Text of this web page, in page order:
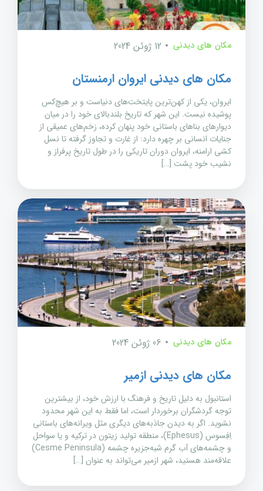
مکان های دیدنی 12 ژوئن 2024
مکان های دیدنی ایروان ارمنستان
ایروان، یکی از کهن‌ترین پایتخت‌های دنیاست و بر هیچ‌کس
پوشیده نیست. این شهر که تاریخ بلندبالای خود را در میان
دیوارهای بناهای باستانی خود پنهان کرده، زخم‌های عمیقی از
جنایات انسانی بر چهره دارد: از غارت و تجاوز گرفته تا نسل
کشی ارامنه، ایروان دوران تاریکی را در طول تاریخ پرفراز و
نشیب خود پشت […]
مکان های دیدنی 06 ژوئن 2024
مکان های دیدنی ازمیر
استانبول به دلیل تاریخ و فرهنگ با ارزش خود، از بیشترین
توجه گردشگران برخوردار است، اما فقط به این شهر محدود
نشوید. اگر به دیدن جاذبه‌های دیگری مثل ویرانه‌های باستانی
اِفِسوس (Ephesus)، منطقه تولید زیتون در ترکیه و یا سواحل
و چشمه‌های آب گرم شبه‌جزیره چشمه (Cesme Peninsula)
علاقه‌مند هستید، شهر ازمیر می‌تواند به عنوان […]